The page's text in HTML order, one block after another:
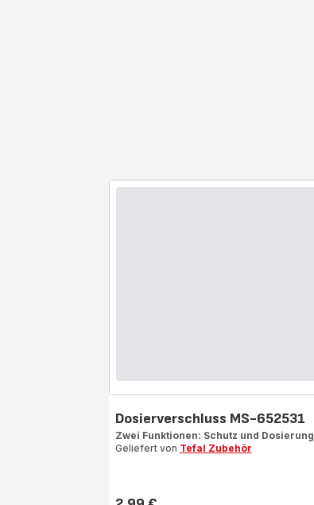
Dosierverschluss MS-652531
Zwei Funktionen: Schutz und Dosierung
Geliefert von Tefal Zubehör